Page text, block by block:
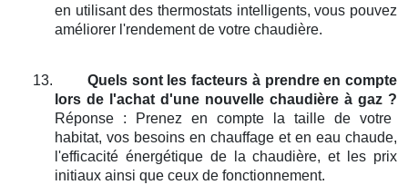
en utilisant des thermostats intelligents, vous pouvez
améliorer l'rendement de votre chaudière.
13.
Quels sont les facteurs à prendre en compte
lors de l'achat d'une nouvelle chaudière à gaz ?
Réponse : Prenez en compte la taille de votre
habitat, vos besoins en chauffage et en eau chaude,
l'efficacité énergétique de la chaudière, et les prix
initiaux ainsi que ceux de fonctionnement.